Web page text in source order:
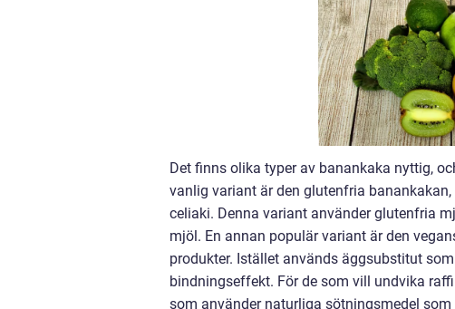
Det finns olika typer av banankaka nyttig,
vanlig variant är den glutenfria
celiaki. Denna variant använder glutenfria
mjöl. En annan populär variant är den
produkter. Istället används äggsubstitut
bindningseffekt. För de som vill undvika
som använder naturliga sötningsmedel som